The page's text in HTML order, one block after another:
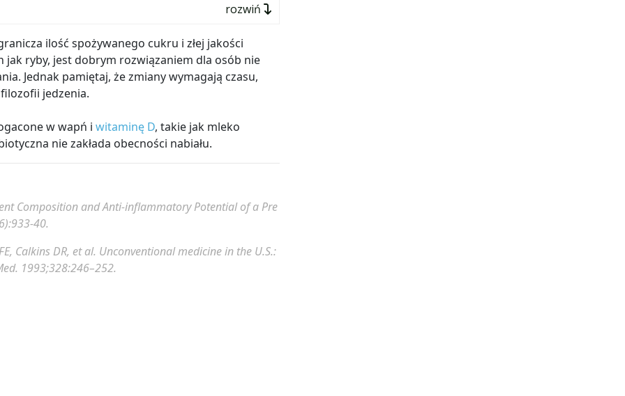
i cebulę mielimy. Do uzyskanej masy dodajemy
na opakowaniu. Na patelni podduś, z
g
przy pomocy blendera. Do uzyskanej masy
wcześniej mąki. Na koniec do masy dodaj
rozwiń
ilość spożywanego cukru i złej jakości
jak ryby, jest dobrym rozwiązaniem dla osób nie
Jednak pamiętaj, że zmiany wymagają czasu,
jedzenia.
w wapń i witaminę D, takie jak mleko
nie zakłada obecności nabiału.
Composition and Anti-inflammatory Potential of a Pre
40.
Calkins DR, et al. Unconventional medicine in the U.S.:
1993;328:246–252.